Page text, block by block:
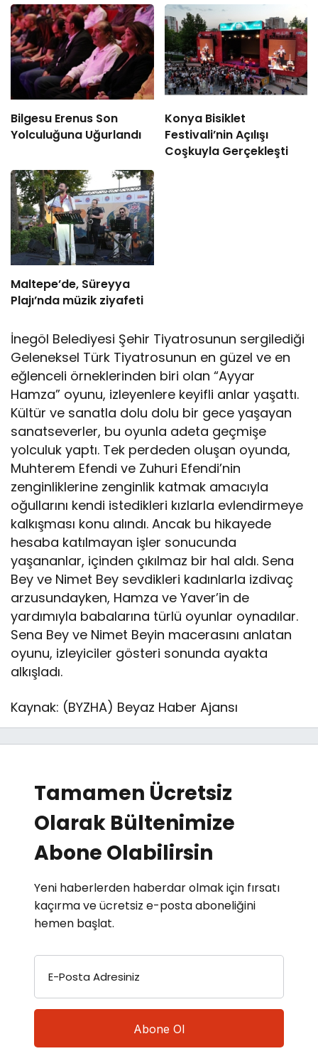
Bilgesu Erenus Son
Yolculuğuna Uğurlandı
Konya Bisiklet
Festivali’nin Açılışı
Coşkuyla Gerçekleşti
Maltepe’de, Süreyya
Plajı’nda müzik ziyafeti
İnegöl Belediyesi Şehir Tiyatrosunun sergilediği
Geleneksel Türk Tiyatrosunun en güzel ve en
eğlenceli örneklerinden biri olan “Ayyar
Hamza” oyunu, izleyenlere keyifli anlar yaşattı.
Kültür ve sanatla dolu dolu bir gece yaşayan
sanatseverler, bu oyunla adeta geçmişe
yolculuk yaptı. Tek perdeden oluşan oyunda,
Muhterem Efendi ve Zuhuri Efendi’nin
zenginliklerine zenginlik katmak amacıyla
oğullarını kendi istedikleri kızlarla evlendirmeye
kalkışması konu alındı. Ancak bu hikayede
hesaba katılmayan işler sonucunda
yaşananlar, içinden çıkılmaz bir hal aldı. Sena
Bey ve Nimet Bey sevdikleri kadınlarla izdivaç
arzusundayken, Hamza ve Yaver’in de
yardımıyla babalarına türlü oyunlar oynadılar.
Sena Bey ve Nimet Beyin macerasını anlatan
oyunu, izleyiciler gösteri sonunda ayakta
alkışladı.
Kaynak: (BYZHA) Beyaz Haber Ajansı
Tamamen Ücretsiz
Olarak Bültenimize
Abone Olabilirsin
Yeni haberlerden haberdar olmak için fırsatı
kaçırma ve ücretsiz e-posta aboneliğini
hemen başlat.
E-Posta Adresiniz